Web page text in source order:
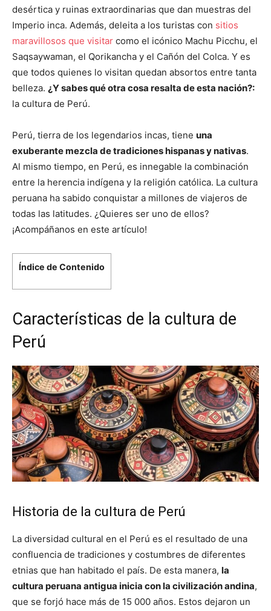
desértica y ruinas extraordinarias que dan muestras del
Imperio inca. Además, deleita a los turistas con sitios
maravillosos que visitar como el icónico Machu Picchu, el
Saqsaywaman, el Qorikancha y el Cañón del Colca. Y es
que todos quienes lo visitan quedan absortos entre tanta
belleza. ¿Y sabes qué otra cosa resalta de esta nación?:
la cultura de Perú.
Perú, tierra de los legendarios incas, tiene una
exuberante mezcla de tradiciones hispanas y nativas.
Al mismo tiempo, en Perú, es innegable la combinación
entre la herencia indígena y la religión católica. La cultura
peruana ha sabido conquistar a millones de viajeros de
todas las latitudes. ¿Quieres ser uno de ellos?
¡Acompáñanos en este artículo!
Índice de Contenido
Características de la cultura de
Perú
Historia de la cultura de Perú
La diversidad cultural en el Perú es el resultado de una
confluencia de tradiciones y costumbres de diferentes
etnias que han habitado el país. De esta manera, la
cultura peruana antigua inicia con la civilización andina,
que se forjó hace más de 15 000 años. Estos dejaron un